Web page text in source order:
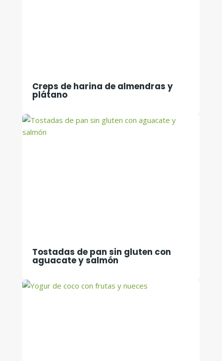
Creps de harina de almendras y
plátano
Tostadas de pan sin gluten con
aguacate y salmón